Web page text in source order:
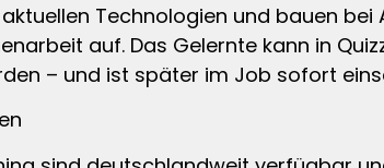
Technologien und bauen
auf. Das Gelernte kann in
– und ist später im Job sofort